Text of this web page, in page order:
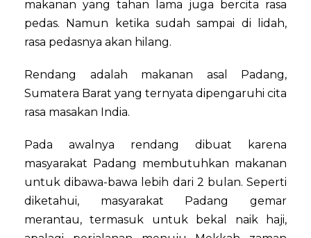
makanan yang tahan lama juga bercita rasa
pedas. Namun ketika sudah sampai di lidah,
rasa pedasnya akan hilang.
Rendang adalah makanan asal Padang,
Sumatera Barat yang ternyata dipengaruhi cita
rasa masakan India.
Pada awalnya rendang dibuat karena
masyarakat Padang membutuhkan makanan
untuk dibawa-bawa lebih dari 2 bulan. Seperti
diketahui, masyarakat Padang gemar
merantau, termasuk untuk bekal naik haji,